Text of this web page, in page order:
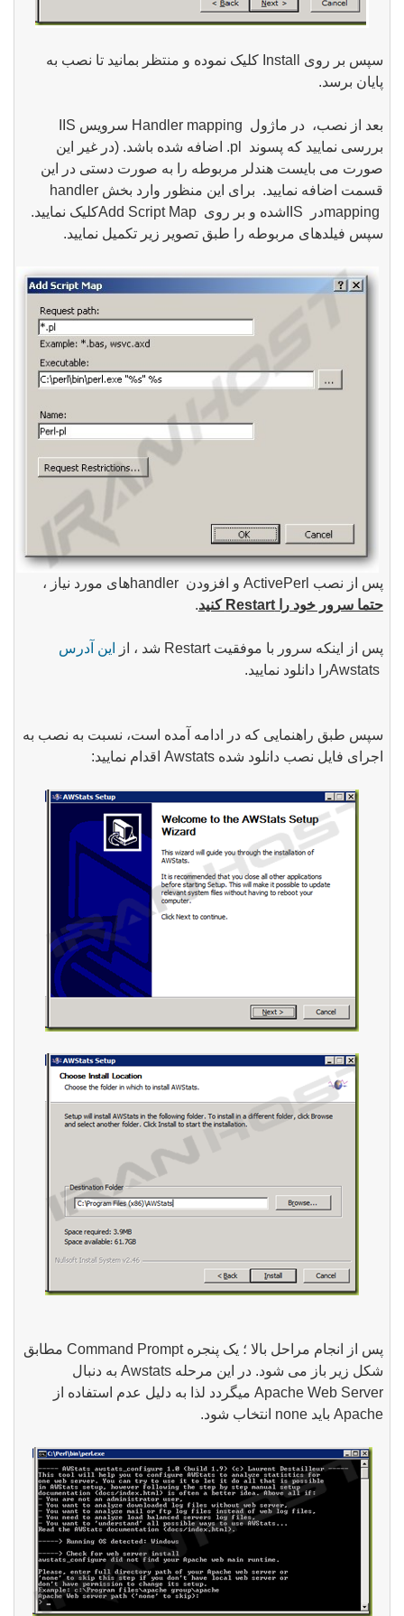
سپس بر روی Install کلیک نموده و منتظر بمانید تا نصب به
پایان برسد.
بعد از نصب، در ماژول Handler mapping سرویس IIS
بررسی نمایید که پسوند .pl اضافه شده باشد. (در غیر این
صورت می بایست هندلر مربوطه را به صورت دستی در این
قسمت اضافه نمایید. برای این منظور وارد بخشhandler
mappingدر IIS شده و بر روی Add Script Mapکلیک نمایید.
سپس فیلدهای مربوطه را طبق تصویر زیر تکمیل نمایید.
پس از نصب ActivePerl و افزودن handlerهای مورد نیاز ،
حتما سرور خود را Restart کنید
.
پس از اینکه سرور با موفقیت Restart شد ، از
این آدرس
Awstatsرا دانلود نمایید.
سپس طبق راهنمایی که در ادامه آمده است، نسبت به نصب به
اجرای فایل نصب دانلود شده Awstats اقدام نمایید:
پس از انجام مراحل بالا ؛ یک پنجره Command Prompt مطابق
شکل زیر باز می شود. در این مرحله Awstats به دنبال
Apache Web Server میگردد لذا به دلیل عدم استفاده از
Apache باید none انتخاب شود.